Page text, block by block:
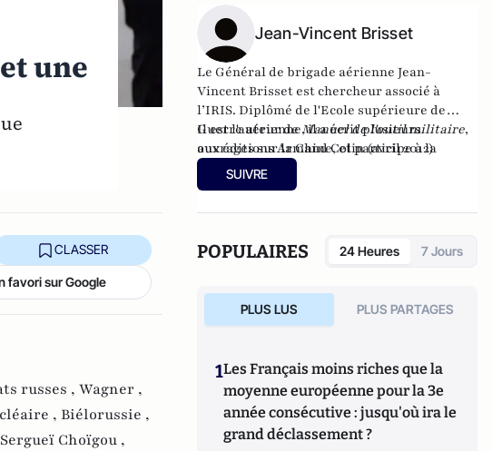
une
CLASSER
favori sur Google
russes , Wagner ,
, Biélorussie ,
Sergueï Choïgou ,
Jean-Vincent Brisset
Le Général de brigade aérienne Jean-
Vincent Brisset est chercheur associé à
l’IRIS. Diplômé de l'Ecole supérieure de
Guerre aérienne, il a écrit plusieurs
ouvrages sur la Chine, et participe à la
rubrique défense dans
Il est l'auteur deManuel de l'outil militaire,
aux éditions Armand Colin (avril 2012)
SUIVRE
POPULAIRES 24 Heures 7 Jours
PLUS LUS PLUS PARTAGES
1Les Français moins riches que la
moyenne européenne pour la 3e
année consécutive : jusqu'où ira le
grand déclassement ?